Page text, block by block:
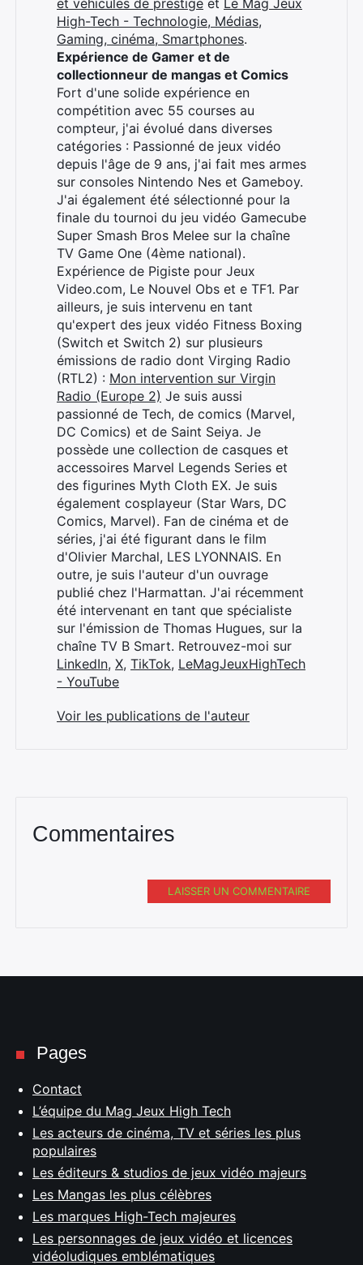
et véhicules de prestige et Le Mag Jeux
High-Tech - Technologie, Médias,
Gaming, cinéma, Smartphones.
Expérience de Gamer et de
collectionneur de mangas et Comics
Fort d'une solide expérience en
compétition avec 55 courses au
compteur, j'ai évolué dans diverses
catégories : Passionné de jeux vidéo
depuis l'âge de 9 ans, j'ai fait mes armes
sur consoles Nintendo Nes et Gameboy.
J'ai également été sélectionné pour la
finale du tournoi du jeu vidéo Gamecube
Super Smash Bros Melee sur la chaîne
TV Game One (4ème national).
Expérience de Pigiste pour Jeux
Video.com, Le Nouvel Obs et e TF1. Par
ailleurs, je suis intervenu en tant
qu'expert des jeux vidéo Fitness Boxing
(Switch et Switch 2) sur plusieurs
émissions de radio dont Virging Radio
(RTL2) : Mon intervention sur Virgin
Radio (Europe 2) Je suis aussi
passionné de Tech, de comics (Marvel,
DC Comics) et de Saint Seiya. Je
possède une collection de casques et
accessoires Marvel Legends Series et
des figurines Myth Cloth EX. Je suis
également cosplayeur (Star Wars, DC
Comics, Marvel). Fan de cinéma et de
séries, j'ai été figurant dans le film
d'Olivier Marchal, LES LYONNAIS. En
outre, je suis l'auteur d'un ouvrage
publié chez l'Harmattan. J'ai récemment
été intervenant en tant que spécialiste
sur l'émission de Thomas Hugues, sur la
chaîne TV B Smart. Retrouvez-moi sur
LinkedIn, X, TikTok, LeMagJeuxHighTech
- YouTube
Voir les publications de l'auteur
Commentaires
LAISSER UN COMMENTAIRE
Pages
Contact
L’équipe du Mag Jeux High Tech
Les acteurs de cinéma, TV et séries les plus
populaires
Les éditeurs & studios de jeux vidéo majeurs
Les Mangas les plus célèbres
Les marques High-Tech majeures
Les personnages de jeux vidéo et licences
vidéoludiques emblématiques
Rechercher